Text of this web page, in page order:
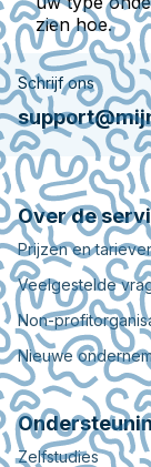
zien hoe.
Schrijf ons
Over de
Prijzen en
Veelgestelde
Non-
Nieuwe
Zelfstudies